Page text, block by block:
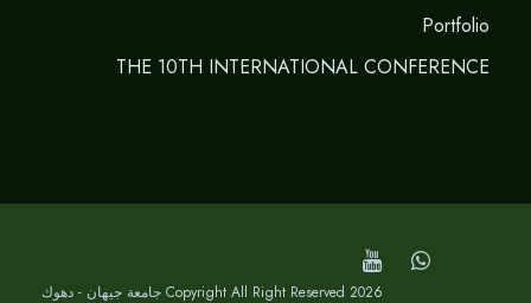
Portfolio
THE 10TH INTERNATIONAL CONFERENCE
Copyright All Right Reserved 2026 جامعة جيهان - دهوك